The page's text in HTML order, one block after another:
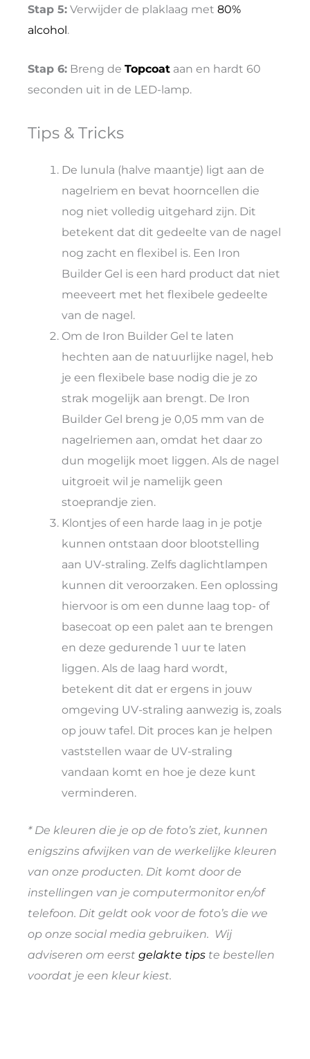
Stap 5: Verwijder de plaklaag met 80%
alcohol.
Stap 6: Breng de Topcoat aan en hardt 60
seconden uit in de LED-lamp.
Tips & Tricks
De lunula (halve maantje) ligt aan de
nagelriem en bevat hoorncellen die
nog niet volledig uitgehard zijn. Dit
betekent dat dit gedeelte van de nagel
nog zacht en flexibel is. Een Iron
Builder Gel is een hard product dat niet
meeveert met het flexibele gedeelte
van de nagel.
Om de Iron Builder Gel te laten
hechten aan de natuurlijke nagel, heb
je een flexibele base nodig die je zo
strak mogelijk aan brengt. De Iron
Builder Gel breng je 0,05 mm van de
nagelriemen aan, omdat het daar zo
dun mogelijk moet liggen. Als de nagel
uitgroeit wil je namelijk geen
stoeprandje zien.
Klontjes of een harde laag in je potje
kunnen ontstaan door blootstelling
aan UV-straling. Zelfs daglichtlampen
kunnen dit veroorzaken. Een oplossing
hiervoor is om een dunne laag top- of
basecoat op een palet aan te brengen
en deze gedurende 1 uur te laten
liggen. Als de laag hard wordt,
betekent dit dat er ergens in jouw
omgeving UV-straling aanwezig is, zoals
op jouw tafel. Dit proces kan je helpen
vaststellen waar de UV-straling
vandaan komt en hoe je deze kunt
verminderen.
* De kleuren die je op de foto’s ziet, kunnen
enigszins afwijken van de werkelijke kleuren
van onze producten. Dit komt door de
instellingen van je computermonitor en/of
telefoon. Dit geldt ook voor de foto’s die we
op onze social media gebruiken. Wij
adviseren om eerst gelakte tips te bestellen
voordat je een kleur kiest.